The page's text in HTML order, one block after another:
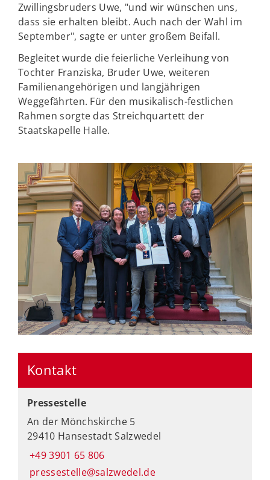
Zwillingsbruders Uwe, "und wir wünschen uns,
dass sie erhalten bleibt. Auch nach der Wahl im
September", sagte er unter großem Beifall.
Begleitet wurde die feierliche Verleihung von
Tochter Franziska, Bruder Uwe, weiteren
Familienangehörigen und langjährigen
Weggefährten. Für den musikalisch-festlichen
Rahmen sorgte das Streichquartett der
Staatskapelle Halle.
Kontakt
Pressestelle
An der Mönchskirche 5
29410 Hansestadt Salzwedel
+49 3901 65 806
pressestelle@salzwedel.de